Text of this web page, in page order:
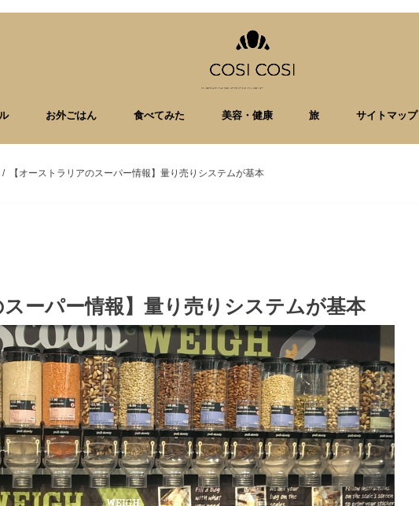
お外ごはん 食べてみた 美容・健康 旅 サイトマップ
【オーストラリアのスーパー情報】量り売りシステムが基本
スーパー情報】量り売りシステムが基本